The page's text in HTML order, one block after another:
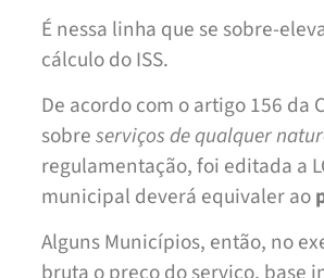
É nessa linha que se sobre-
cálculo do ISS.
De acordo com o artigo 156
sobreserviços de qualquer
regulamentação, foi editada a
municipal deverá equivaler ao
Alguns Municípios, então, no